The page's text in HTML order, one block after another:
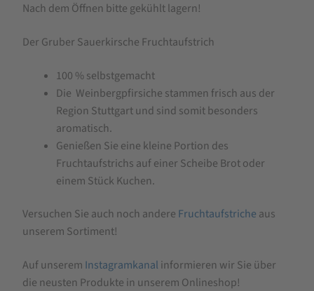
Nach dem Öffnen bitte gekühlt lagern!
Der Gruber Sauerkirsche Fruchtaufstrich
100 % selbstgemacht
Die Weinbergpfirsiche stammen frisch aus der
Region Stuttgart und sind somit besonders
aromatisch.
Genießen Sie eine kleine Portion des
Fruchtaufstrichs auf einer Scheibe Brot oder
einem Stück Kuchen.
Versuchen Sie auch noch andere Fruchtaufstriche aus
unserem Sortiment!
Auf unserem Instagramkanal informieren wir Sie über
die neusten Produkte in unserem Onlineshop!